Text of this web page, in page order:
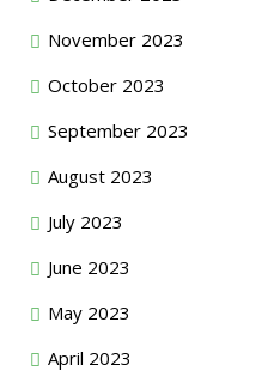
November 2023
October 2023
September 2023
August 2023
July 2023
June 2023
May 2023
April 2023